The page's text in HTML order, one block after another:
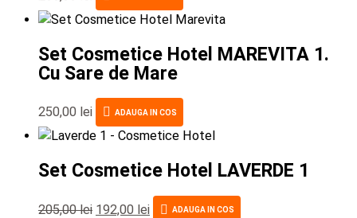
Set Cosmetice Hotel MAREVITA 1.
Cu Sare de Mare
250,00 lei ADAUGA IN COS
Set Cosmetice Hotel LAVERDE 1
205,00lei 192,00 lei ADAUGA IN COS